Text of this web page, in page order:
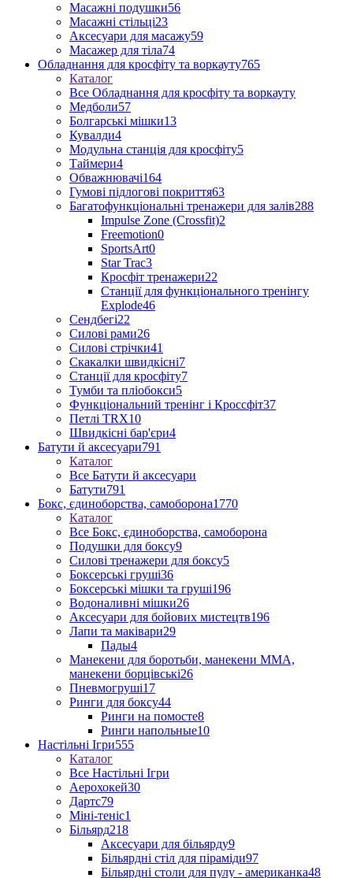
Масажні подушки56
Масажні стільці23
Аксесуари для масажу59
Масажер для тіла74
Обладнання для кросфіту та воркауту765
Каталог
Все Обладнання для кросфіту та воркауту
Медболи57
Болгарські мішки13
Кувалди4
Модульна станція для кросфіту5
Таймери4
Обважнювачі164
Гумові підлогові покриття63
Багатофункціональні тренажери для залів288
Impulse Zone (Crossfit)2
Freemotion0
SportsArt0
Star Trac3
Кросфіт тренажери22
Станції для функціонального тренінгу
Explode46
Сендбегі22
Силові рами26
Силові стрічки41
Скакалки швидкісні7
Станції для кросфіту7
Тумби та пліобокси5
Функціональний тренінг і Кроссфіт37
Петлі TRX10
Швидкісні бар'єри4
Батути й аксесуари791
Каталог
Все Батути й аксесуари
Батути791
Бокс, єдиноборства, самоборона1770
Каталог
Все Бокс, єдиноборства, самоборона
Подушки для боксу9
Силові тренажери для боксу5
Боксерські груші36
Боксерські мішки та груші196
Водоналивні мішки26
Аксесуари для бойових мистецтв196
Лапи та маківари29
Пады4
Манекени для боротьби, манекени ММА,
манекени борцівські26
Пневмогруші17
Ринги для боксу44
Ринги на помосте8
Ринги напольные10
Настільні Ігри555
Каталог
Все Настільні Ігри
Аерохокей30
Дартс79
Міні-теніс1
Більярд218
Аксесуари для більярду9
Більярдні стіл для піраміди97
Більярдні столи для пулу - американка48